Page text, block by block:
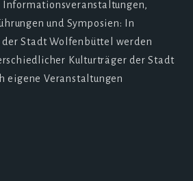
Informationsveranstaltungen,
und Symposien: In
Stadt Wolfenbüttel werden
Kulturträger der Stadt
eigene Veranstaltungen